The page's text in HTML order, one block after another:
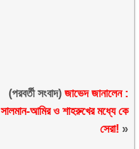
(পরবর্তী সংবাদ) জাভেদ জানালেন :
সালমান-আমির ও শাহরুখের মধ্যে কে
সেরা! »